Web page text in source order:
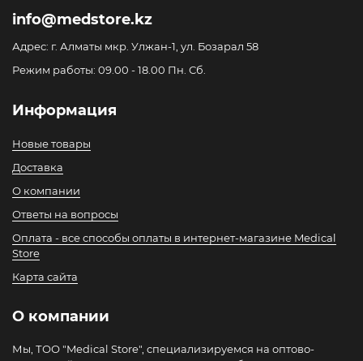
info@medstore.kz
Адрес: г. Алматы мкр. Улжан-1, ул. Бозарал 58
Режим работы: 09.00 - 18.00 Пн. Сб.
Информация
Новые товары
Доставка
О компании
Ответы на вопросы
Оплата - все способы оплаты в интернет-магазине Medical
Store
Карта сайта
О компании
Мы, ТОО "Medical Store", специализируемся на оптово-